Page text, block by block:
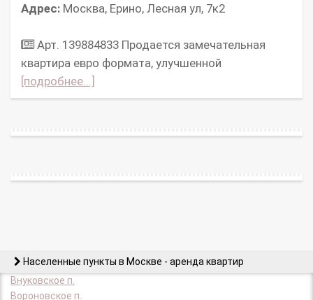
Адрес: Москва, Ерино, Лесная ул, 7к2
Арт. 139884833 Продается замечательная
квартира евро формата, улучшенной
[подробнее...]
Населенные пункты в Москве - аренда квартир
Внуковское п.
Вороновское п.